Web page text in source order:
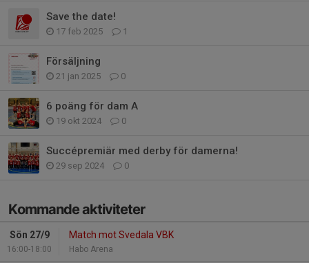
Save the date!
17 feb 2025 1
Försäljning
21 jan 2025 0
6 poäng för dam A
19 okt 2024 0
Succépremiär med derby för damerna!
29 sep 2024 0
Kommande aktiviteter
Sön 27/9
16:00-18:00
Match mot Svedala VBK
Habo Arena